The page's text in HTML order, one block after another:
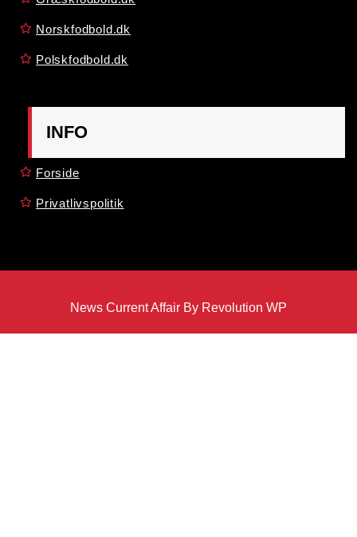
Norskfodbold.dk
Polskfodbold.dk
INFO
Forside
Privatlivspolitik
News Current Affair By Revolution WP